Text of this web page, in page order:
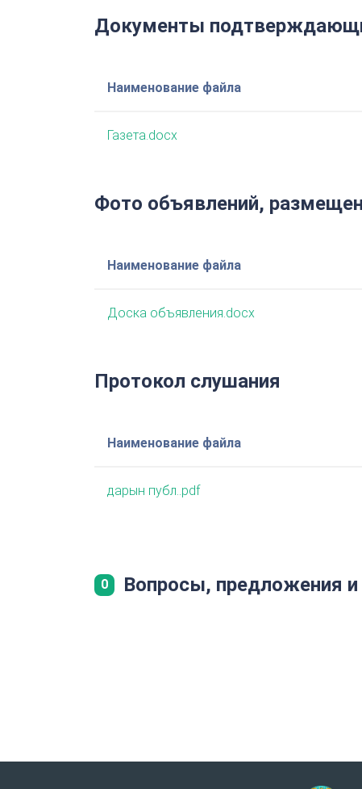
Документы
Наименование файла
Газета.docx
Фото объявлений,
Наименование файла
Доска объявления.docx
Протокол слушания
Наименование файла
дарын публ..pdf
0 Вопросы, предложения и